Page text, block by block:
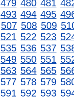
479 480 481
493 494 495
507 508 509
521 522 523
535 536 537
549 550 551
563 564 565
577 578 579
591 592 593